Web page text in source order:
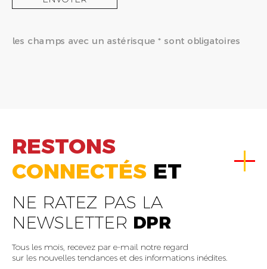
les champs avec un astérisque * sont obligatoires
RESTONS
CONNECTÉS ET
NE RATEZ PAS LA
NEWSLETTER DPR
Tous les mois, recevez par e-mail notre regard
sur les nouvelles tendances et des informations inédites.